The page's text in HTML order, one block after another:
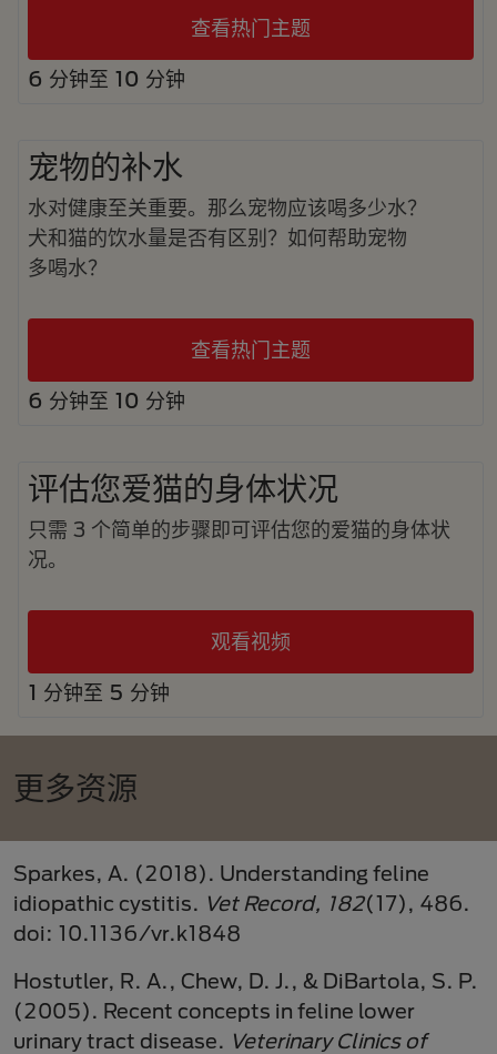
查看热门主题
6 分钟至 10 分钟
宠物的补水
水对健康至关重要。那么宠物应该喝多少水？
犬和猫的饮水量是否有区别？如何帮助宠物
多喝水？
查看热门主题
6 分钟至 10 分钟
评估您爱猫的身体状况
只需 3 个简单的步骤即可评估您的爱猫的身体状
况。
观看视频
1 分钟至 5 分钟
更多资源
Sparkes, A. (2018). Understanding feline
idiopathic cystitis. Vet Record, 182(17), 486.
doi: 10.1136/vr.k1848
Hostutler, R. A., Chew, D. J., & DiBartola, S. P.
(2005). Recent concepts in feline lower
urinary tract disease. Veterinary Clinics of